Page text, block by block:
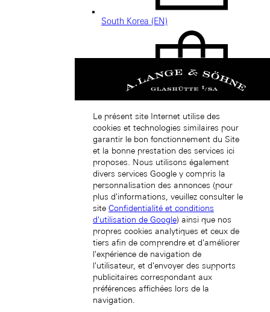
South Korea (EN)
한국 (KO)
Hong Kong SAR, China (EN)
Le présent site Internet utilise des
cookies et technologies similaires pour
garantir le bon fonctionnement du Site
et la bonne prestation des services ici
proposes. Nous utilisons également
divers services Google y compris la
personnalisation des annonces (pour
plus d'informations, veuillez consulter le
site Confidentialité et conditions
d'utilisation de Google) ainsi que nos
propres cookies analytiques et ceux de
tiers afin de comprendre et d'améliorer
l'expérience de navigation de
l'utilisateur, et d'envoyer des supports
publicitaires correspondant aux
préférences affichées lors de la
navigation.